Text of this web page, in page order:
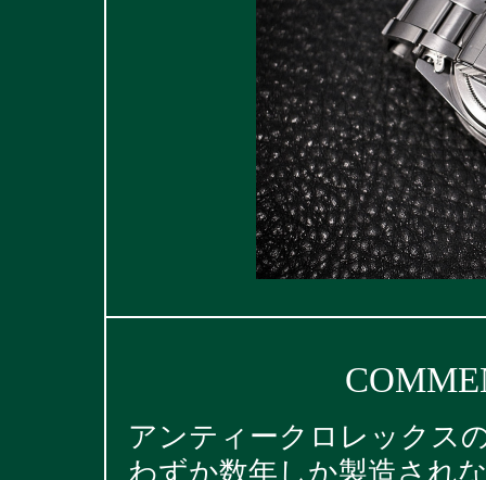
アンティークロレックス
わずか数年しか製造され